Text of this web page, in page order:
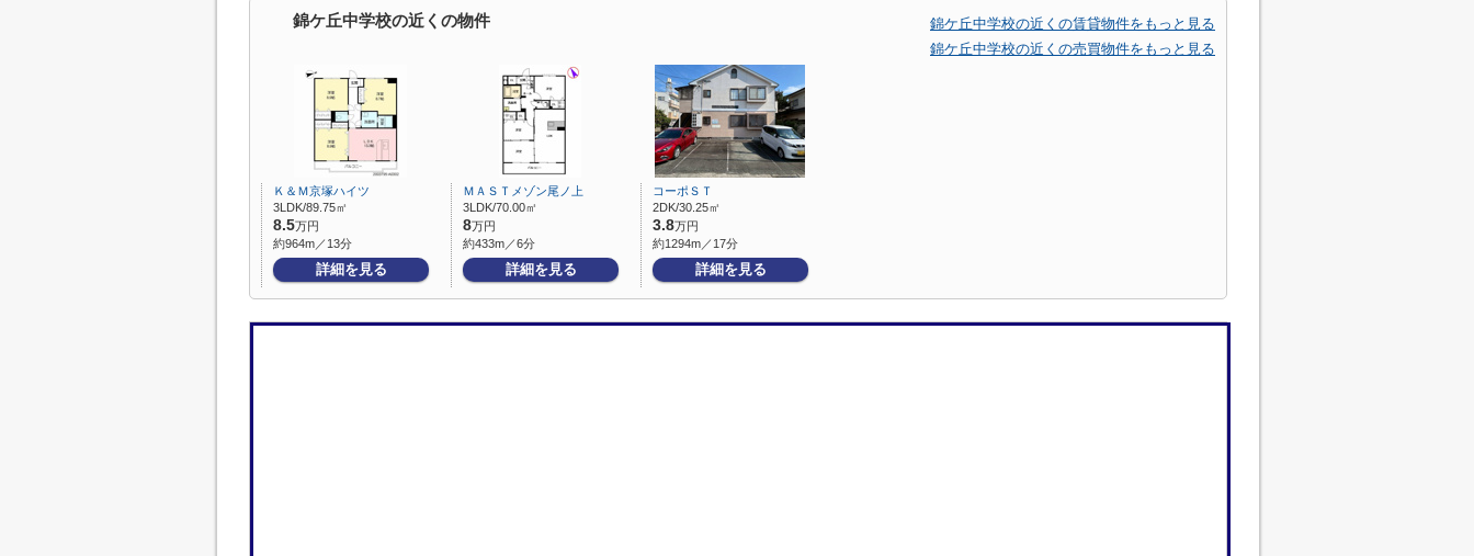
錦ケ丘中学校の近くの物件
錦ケ丘中学校の近くの賃貸物件をもっと見る
錦ケ丘中学校の近くの売買物件をもっと見る
Ｋ＆Ｍ京塚ハイツ
3LDK/89.75㎡
8.5万円
約964m／13分
詳細を見る
ＭＡＳＴメゾン尾ノ上
3LDK/70.00㎡
8万円
約433m／6分
詳細を見る
コーポＳＴ
2DK/30.25㎡
3.8万円
約1294m／17分
詳細を見る